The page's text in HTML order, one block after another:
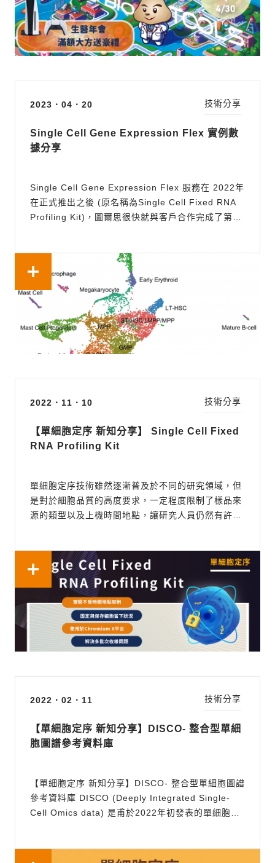
2023．04．20
Single Cell Gene Expression Flex 實例數
據分享
Single Cell Gene Expression Flex 服務在 2022年
在正式推出之後 (原名稱為Single Cell Fixed RNA
Profiling Kit)，圖爾思很快就與客戶合作完成了第一
21,000顆的細胞，大大提高了單次實驗細胞數量，也
降低每顆細胞的平均費用...
技術分享
2022．11．10
【單細胞定序 新知分享】 Single Cell Fixed
RNA Profiling Kit
單細胞定序技術雖然逐漸普及於不同的研究領域，但
是對於細胞品質的高度要求，一定程度限制了樣品來
源的類型以及上機時間地點，讓研究人員仍然有許多
Single Cell Gene Expression Flex) ，能固定細胞
當下的狀態並保存，不再受到樣...
技術分享
2022．02．11
【單細胞定序 新知分享】DISCO- 整合型單細
胞圖譜參考資料庫
【單細胞定序 新知分享】DISCO- 整合型單細胞圖譜
參考資料庫 DISCO (Deeply Integrated Single-
Cell Omics data) 是甫於2022年初發表的單細胞數
蓋將近107種的組織/細胞/類器官 (organoid)，其中
技術分享